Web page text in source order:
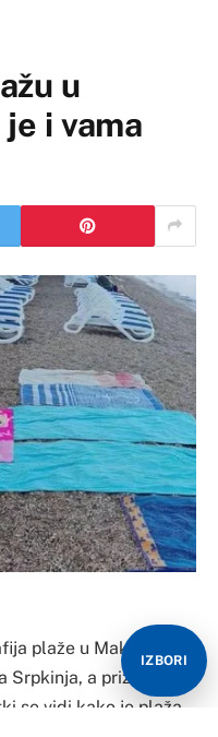
u
i vama
plaže u Makarskoj u
a prizor je
se vidi kako je plaža
IZBORI